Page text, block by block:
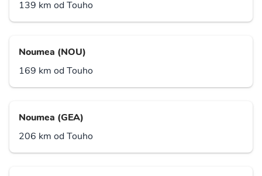
139 km od Touho
Noumea (NOU)
169 km od Touho
Noumea (GEA)
206 km od Touho